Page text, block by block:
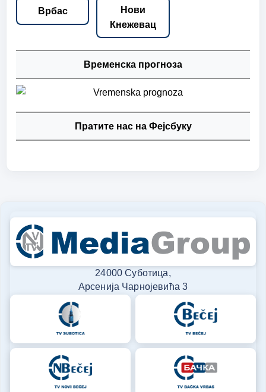
Врбас
Нови
Кнежевац
Временска прогноза
Пратите нас на Фејсбуку
24000 Суботица,
Арсенија Чарнојевића 3